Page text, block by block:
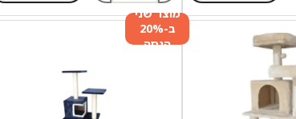
מוצר שני
ב-20%
הנחה